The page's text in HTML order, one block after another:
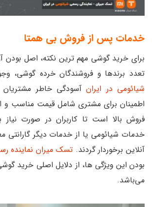
خدمات پس از فروش بی همتا
برای خرید گوشی مهم ترین نکته، اصل بودن
تعدد برندها و فروشندگان خرده گوشی،
شیائومی در ایرانآسودگی خاطر مشتریان
اطمینان برای مشتری شامل قیمت مناسب و
فروش بالا است تا کاربران در صورت نیاز
خدمات شیائومی یا از خدمات دیگر گارانتی
آنلاین برخوردار گردند. تسک میران نماینده
بودن این ویژگی ها، از دلایل اصلی خرید
می‌باشد.